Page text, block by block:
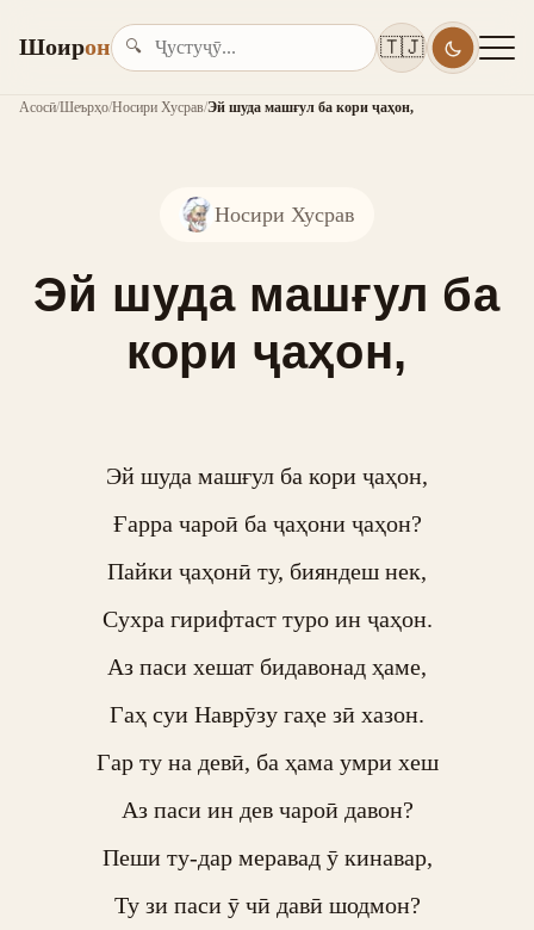
Шоирон 🔍 🇹🇯
Асосӣ/Шеърҳо/Носири Хусрав/Эй шуда машғул ба кори ҷаҳон,
Носири Хусрав
Эй шуда машғул ба
кори ҷаҳон,
Эй шуда машғул ба кори ҷаҳон,
Ғарра чароӣ ба ҷаҳони ҷаҳон?
Пайки ҷаҳонӣ ту, бияндеш нек,
Сухра гирифтаст туро ин ҷаҳон.
Аз паси хешат бидавонад ҳаме,
Гаҳ суи Наврӯзу гаҳе зӣ хазон.
Гар ту на девӣ, ба ҳама умри хеш
Аз паси ин дев чароӣ давон?
Пеши ту-дар меравад ӯ кинавар,
Ту зи паси ӯ чӣ давӣ шодмон?